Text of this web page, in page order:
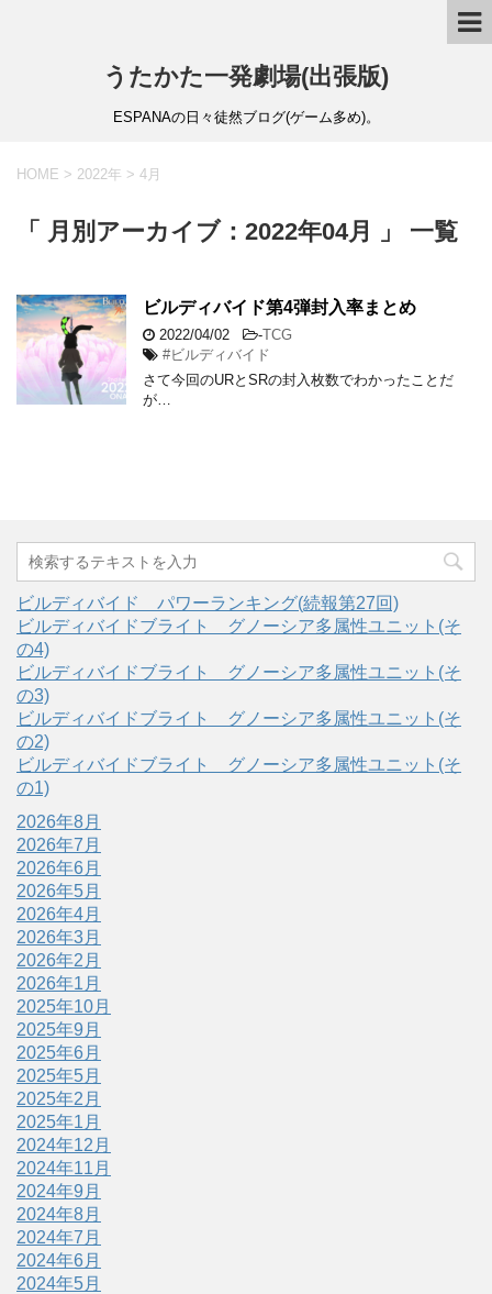
うたかた一発劇場(出張版)
ESPANAの日々徒然ブログ(ゲーム多め)。
HOME > 2022年 > 4月
「 月別アーカイブ：2022年04月 」 一覧
ビルディバイド第4弾封入率まとめ
2022/04/02 -TCG
#ビルディバイド
さて今回のURとSRの封入枚数でわかったことだ
が…
ビルディバイド パワーランキング(続報第27回)
ビルディバイドブライト グノーシア多属性ユニット(そ
の4)
ビルディバイドブライト グノーシア多属性ユニット(そ
の3)
ビルディバイドブライト グノーシア多属性ユニット(そ
の2)
ビルディバイドブライト グノーシア多属性ユニット(そ
の1)
2026年8月
2026年7月
2026年6月
2026年5月
2026年4月
2026年3月
2026年2月
2026年1月
2025年10月
2025年9月
2025年6月
2025年5月
2025年2月
2025年1月
2024年12月
2024年11月
2024年9月
2024年8月
2024年7月
2024年6月
2024年5月